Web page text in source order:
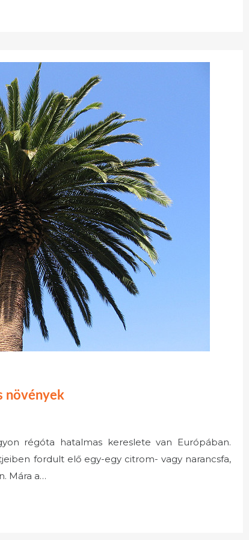
növények
régóta hatalmas kereslete van Európában.
fordult elő egy-egy citrom- vagy narancsfa,
Mára a…